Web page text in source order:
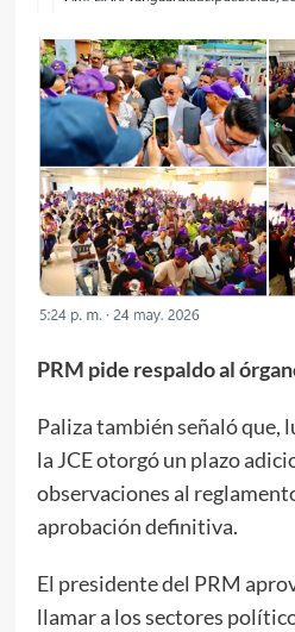
PRM pide respaldo al
Paliza también señaló que,
la JCE otorgó un plazo
observaciones al
aprobación definitiva.
El presidente del PRM
llamar a los sectores